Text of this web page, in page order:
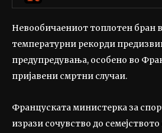
Невообичаениот топлотен бран
температурни рекорди
предупредувања, особено во
пријавени смртни случаи.
Француската министерка за
изрази сочувство до